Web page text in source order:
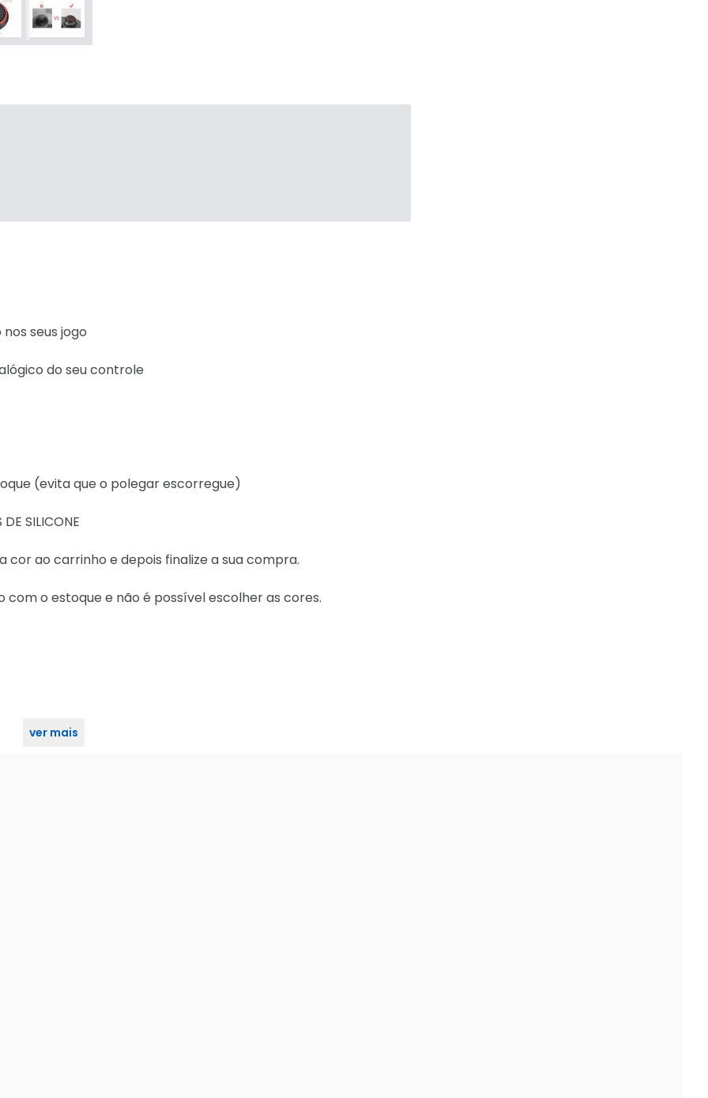
seus jogo
do seu controle
(evita que o polegar escorregue)
SILICONE
ao carrinho e depois finalize a sua compra.
o estoque e não é possível escolher as cores.
ver mais